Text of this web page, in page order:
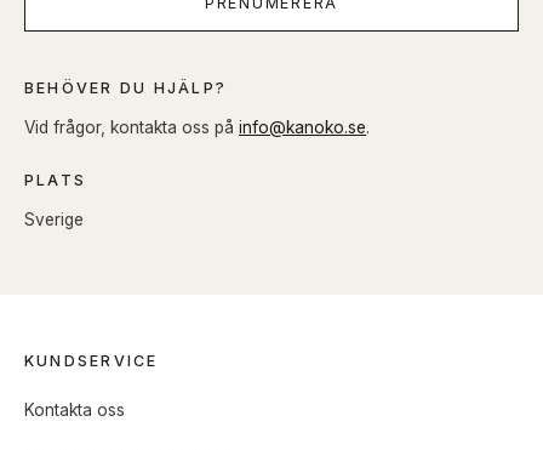
BEHÖVER DU HJÄLP?
Vid frågor, kontakta oss på info@kanoko.se.
PLATS
Sverige
KUNDSERVICE
Kontakta oss